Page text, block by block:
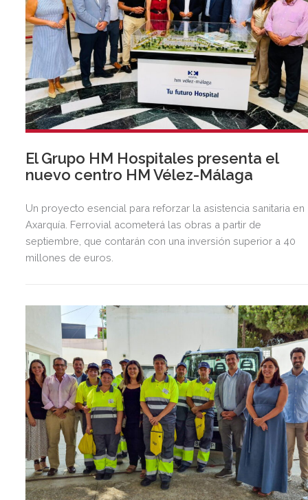
El Grupo HM Hospitales presenta el
nuevo centro HM Vélez-Málaga
Un proyecto esencial para reforzar la asistencia sanitaria en
Axarquía. Ferrovial acometerá las obras a partir de
septiembre, que contarán con una inversión superior a 40
millones de euros.